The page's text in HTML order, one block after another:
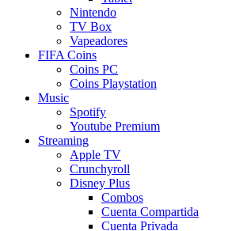
Nintendo
TV Box
Vapeadores
FIFA Coins
Coins PC
Coins Playstation
Music
Spotify
Youtube Premium
Streaming
Apple TV
Crunchyroll
Disney Plus
Combos
Cuenta Compartida
Cuenta Privada